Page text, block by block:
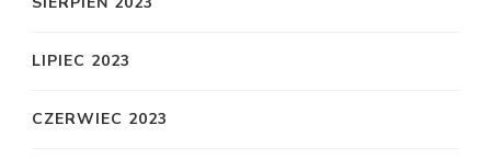
LIPIEC 2023
CZERWIEC 2023